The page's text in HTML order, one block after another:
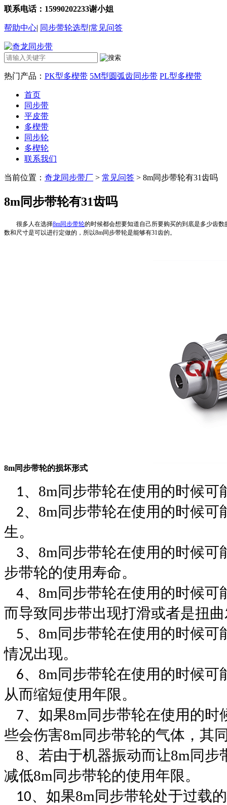
联系电话：15990202233谢小姐
帮助中心| 同步带轮选型|常见问答
热门产品： PK型多楔带 5M型圆弧齿同步带 PL型多楔带
首页
同步带
平皮带
多楔带
同步轮
多楔轮
联系我们
当前位置： 奇龙同步带厂 > 常见问答 > 8m同步带轮有31齿吗
8m同步带轮有31齿吗
很多人在选择8m同步带轮的时候都会想要知道自己所要购买的到底是多少齿数
数和尺寸是可以进行定做的，所以8m同步带轮是能够有31齿的。
8m同步带轮的损坏形式
1、 8m同步带轮在使用的时候可
2、 8m同步带轮在使用的时候可
生。
3、 8m同步带轮在使用的时候可
步带轮的使用寿命。
4、 8m同步带轮在使用的时候可
而导致同步带出现打滑或者是扭
5、 8m同步带轮在使用的时候可
情况出现。
6、 8m同步带轮在使用的时候可
从而缩短使用年限。
7、 如果8m同步带轮在使用的时
些会伤害8m同步带轮的气体，其
8、若由于机器振动而让8m同步
减低8m同步带轮的使用年限。
10、 如果8m同步带轮处于过载